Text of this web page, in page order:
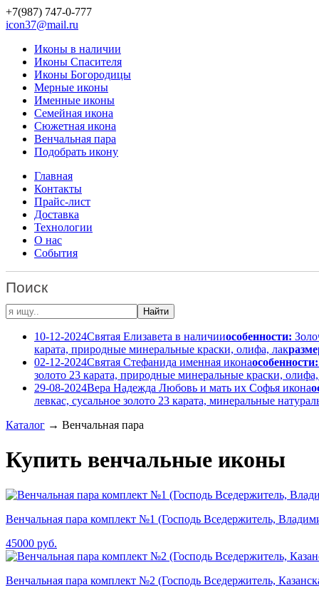
+7(987) 747-0-777
icon37@mail.ru
Иконы в наличии
Иконы Спасителя
Иконы Богородицы
Мерные иконы
Именные иконы
Семейная икона
Сюжетная икона
Венчальная пара
Подобрать икону
Главная
Контакты
Прайс-лист
Доставка
Технологии
О нас
События
Поиск
10-12-2024Святая Елизавета в наличииособенности:
карата, природные минеральные краски, олифа, лак
02-12-2024Святая Стефанида именная иконаособенности:
золото 23 карата, природные минеральные краски,
29-08-2024Вера Надежда Любовь и мать их Софья икона
левкас, сусальное золото 23 карата, минеральные
Каталог → Венчальная пара
Купить венчальные иконы
Венчальная пара комплект №1 (Господь Вседержитель,
45000 руб.
Венчальная пара комплект №2 (Господь Вседержитель,